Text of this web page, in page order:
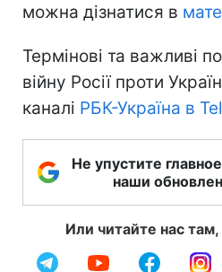
можна дізнатися в
Термінові та важливі
війну Росії проти
каналі РБК-Україна в
Не упустите
наши
Или читайте нас